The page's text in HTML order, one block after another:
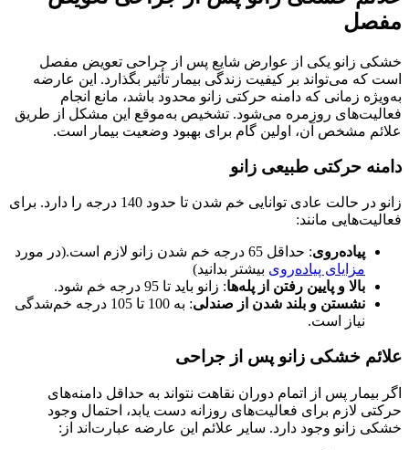
مفصل
خشکی زانو یکی از عوارض شایع پس از جراحی تعویض مفصل
است که می‌تواند بر کیفیت زندگی بیمار تأثیر بگذارد. این عارضه
به‌ویژه زمانی که دامنه حرکتی زانو محدود باشد، مانع انجام
فعالیت‌های روزمره می‌شود. تشخیص به‌موقع این مشکل از طریق
علائم مشخص آن، اولین گام برای بهبود وضعیت بیمار است.
دامنه حرکتی طبیعی زانو
زانو در حالت عادی توانایی خم شدن تا حدود 140 درجه را دارد. برای
فعالیت‌هایی مانند:
پیاده‌روی: حداقل 65 درجه خم شدن زانو لازم است.(در مورد
مزایای پیاده‌روی بیشتر بدانید)
بالا و پایین رفتن از پله‌ها: زانو باید تا 95 درجه خم شود.
نشستن و بلند شدن از صندلی
: به 100 تا 105 درجه خم‌شدگی
نیاز است.
علائم خشکی زانو پس از جراحی
اگر بیمار پس از اتمام دوران نقاهت نتواند به حداقل دامنه‌های
حرکتی لازم برای فعالیت‌های روزانه دست یابد، احتمال وجود
خشکی زانو وجود دارد. سایر علائم این عارضه عبارت‌اند از: